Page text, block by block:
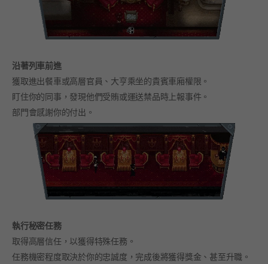
沿著列車前進
獲取進出餐車或高層官員、大亨乘坐的貴賓車廂權限。
盯住你的同事，發現他們受賄或運送禁品時上報事件。
部門會感謝你的付出。
執行秘密任務
取得高層信任，以獲得特殊任務。
任務機密程度取決於你的忠誠度，完成後將獲得獎金、甚至升職。